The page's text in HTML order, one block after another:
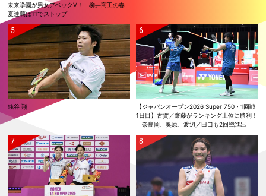
未来学園が男女アベックV！ 柳井商工の春
夏連覇は11でストップ
銭谷 翔
【ジャパンオープン2026 Super 750・1回戦
1日目】古賀／齋藤がランキング上位に勝利！
奈良岡、奥原、渡辺／田口も2回戦進出